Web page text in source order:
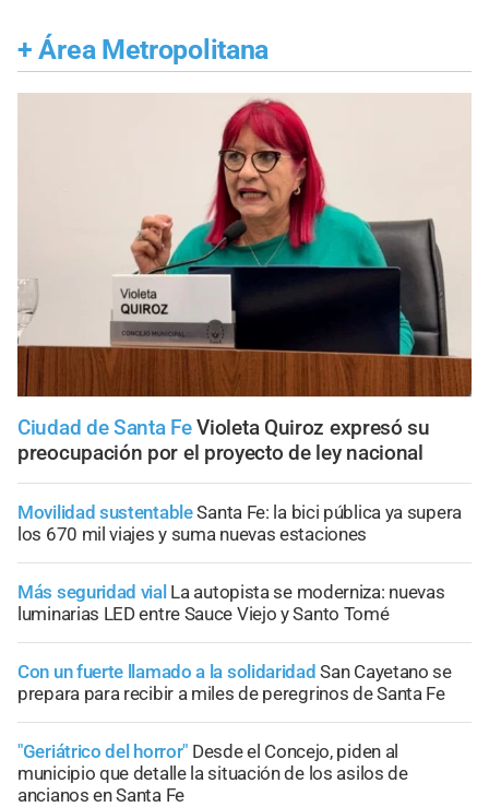
+ Área Metropolitana
Ciudad de Santa Fe Violeta Quiroz expresó su
preocupación por el proyecto de ley nacional
Movilidad sustentableSanta Fe: la bici pública ya supera
los 670 mil viajes y suma nuevas estaciones
Más seguridad vial La autopista se moderniza: nuevas
luminarias LED entre Sauce Viejo y Santo Tomé
Con un fuerte llamado a la solidaridad San Cayetano se
prepara para recibir a miles de peregrinos de Santa Fe
"Geriátrico del horror" Desde el Concejo, piden al
municipio que detalle la situación de los asilos de
ancianos en Santa Fe